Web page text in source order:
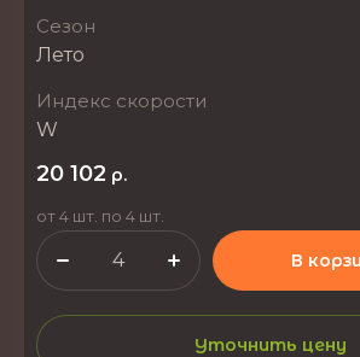
Сезон
Лето
Индекс скорости
W
20 102 р.
от 4 шт. по 4 шт.
В
Уточнить цену